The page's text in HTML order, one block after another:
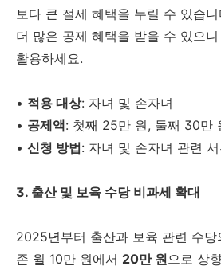
보다 큰 절세 혜택을 누릴 수 있습
더 많은 공제 혜택을 받을 수 있으
활용하세요.
• 적용 대상: 자녀 및 손자녀
• 공제액: 첫째 25만 원, 둘째 30만
• 신청 방법: 자녀 및 손자녀 관련
3. 출산 및 보육 수당 비과세 확대
2025년부터 출산과 보육 관련 수당
존 월 10만 원에서 20만 원으로 상